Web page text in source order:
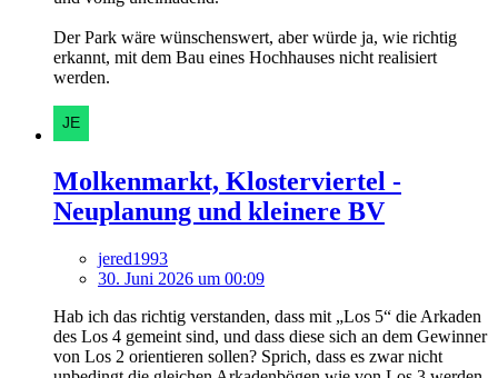
Der Park wäre wünschenswert, aber würde ja, wie richtig
erkannt, mit dem Bau eines Hochhauses nicht realisiert
werden.
Molkenmarkt, Klosterviertel -
Neuplanung und kleinere BV
jered1993
30. Juni 2026 um 00:09
Hab ich das richtig verstanden, dass mit „Los 5“ die Arkaden
des Los 4 gemeint sind, und dass diese sich an dem Gewinner
von Los 2 orientieren sollen? Sprich, dass es zwar nicht